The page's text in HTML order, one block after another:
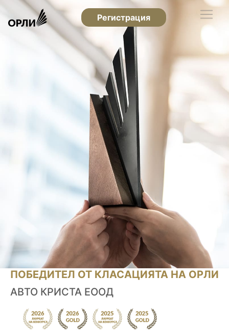
Регистрация
ПОБЕДИТЕЛ ОТ КЛАСАЦИЯТА НА ОРЛИ
АВТО КРИСТА ЕООД